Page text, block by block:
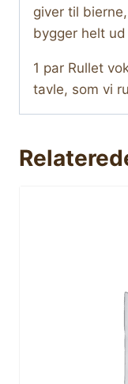
giver til
bygger helt
1 par Rullet
tavle, som vi